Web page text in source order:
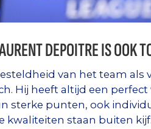
DEPOITRE IS OOK
van het team
Hij heeft altijd een
sterke punten, ook
kwaliteiten staan buiten